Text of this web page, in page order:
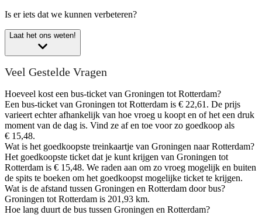
Is er iets dat we kunnen verbeteren?
Laat het ons weten!
Veel Gestelde Vragen
Hoeveel kost een bus-ticket van Groningen tot Rotterdam?
Een bus-ticket van Groningen tot Rotterdam is € 22,61. De prijs
varieert echter afhankelijk van hoe vroeg u koopt en of het een druk
moment van de dag is. Vind ze af en toe voor zo goedkoop als
€ 15,48.
Wat is het goedkoopste treinkaartje van Groningen naar Rotterdam?
Het goedkoopste ticket dat je kunt krijgen van Groningen tot
Rotterdam is € 15,48. We raden aan om zo vroeg mogelijk en buiten
de spits te boeken om het goedkoopst mogelijke ticket te krijgen.
Wat is de afstand tussen Groningen en Rotterdam door bus?
Groningen tot Rotterdam is 201,93 km.
Hoe lang duurt de bus tussen Groningen en Rotterdam?